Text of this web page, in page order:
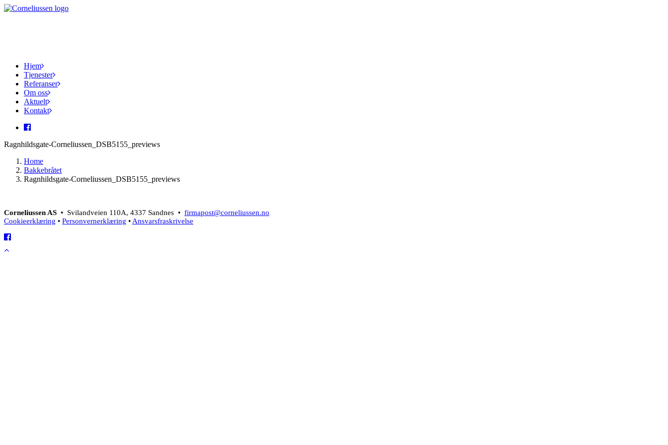
Hjem
Tjenester
Referanser
Om oss
Aktuelt
Kontakt
Ragnhildsgate-Corneliussen_DSB5155_previews
Home
Bakkebråtet
Ragnhildsgate-Corneliussen_DSB5155_previews
Corneliussen AS • Svilandveien 110A, 4337 Sandnes • firmapost@corneliussen.no
Cookieerklæring • Personvernerklæring • Ansvarsfraskrivelse